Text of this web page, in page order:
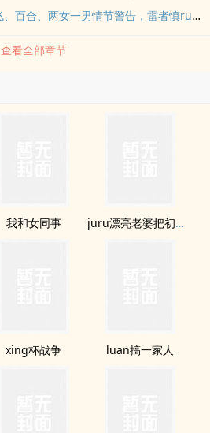
IF线小ri常（十五）（伪双飞、百合、两女一男情节警告，雷者慎ru）
查看全部章节
我和女同事 juru漂亮老婆把初恋男友带回家鸳鸯浴
xing杯战争 luan搞一家人